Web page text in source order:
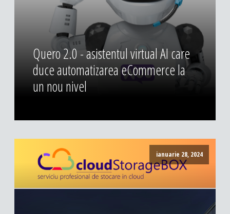
Quero 2.0 - asistentul virtual AI care
duce automatizarea eCommerce la
un nou nivel
ianuarie 28, 2024